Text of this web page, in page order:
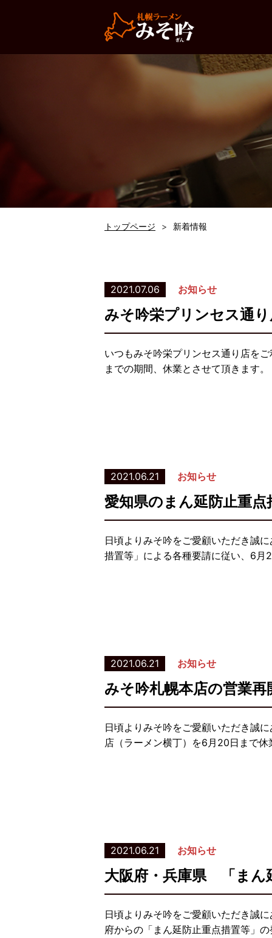
トップページ 新着情報
2021.07.06 お知らせ
みそ吟栄プリンセス通
いつもみそ吟栄プリンセス通り店を
までの期間、休業とさせて頂きます
2021.06.21 お知らせ
愛知県のまん延防止重
日頃よりみそ吟をご愛顧いただき誠
措置等」による各種要請に従い、6月
2021.06.21 お知らせ
みそ吟札幌本店の営業
日頃よりみそ吟をご愛顧いただき誠
店（ラーメン横丁）を6月20日まで
2021.06.21 お知らせ
大阪府・兵庫県 「まん
日頃よりみそ吟をご愛顧いただき誠
府からの「まん延防止重点措置等」